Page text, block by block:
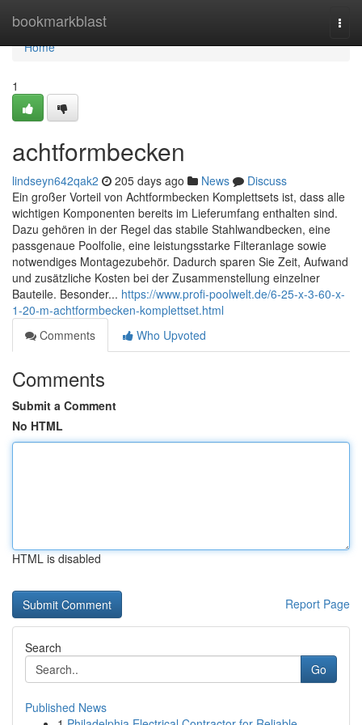
bookmarkblast
Home
Home
1
achtformbecken
lindseyn642qak2 205 days ago News
Discuss
Ein großer Vorteil von Achtformbecken Komplettsets ist, dass alle
wichtigen Komponenten bereits im Lieferumfang enthalten sind.
Dazu gehören in der Regel das stabile Stahlwandbecken, eine
passgenaue Poolfolie, eine leistungsstarke Filteranlage sowie
notwendiges Montagezubehör. Dadurch sparen Sie Zeit, Aufwand
und zusätzliche Kosten bei der Zusammenstellung einzelner
Bauteile. Besonder... https://www.profi-poolwelt.de/6-25-x-3-60-x-
1-20-m-achtformbecken-komplettset.html
Comments
Who Upvoted
Comments
Submit a Comment
No HTML
HTML is disabled
Report Page
Search
Go
Published News